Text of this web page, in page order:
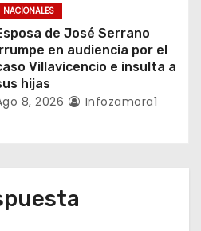
NACIONALES
de José Serrano
en audiencia por el
Villavicencio e insulta a
hijas
8, 2026 Infozamora1